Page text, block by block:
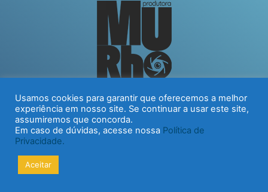
Usamos cookies para garantir que oferecemos a melhor
experiência em nosso site. Se continuar a usar este site,
assumiremos que concorda.
Em caso de dúvidas, acesse nossa Política de
Privacidade.
Aceitar